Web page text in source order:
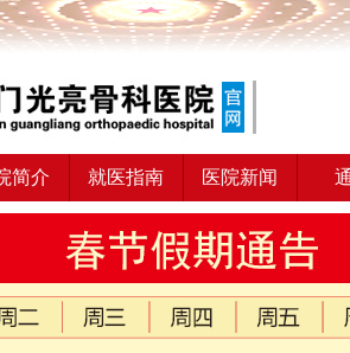
简介 就医指南 医院新闻